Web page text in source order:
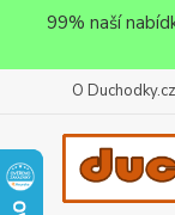
99% naší
O Duchodky.cz